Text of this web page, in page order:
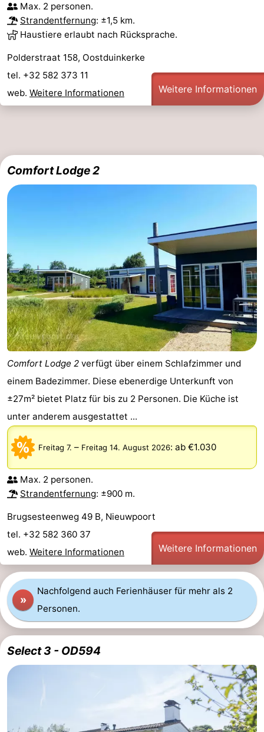
Wandern
-
Reiten
-
Surfen
Essen
Forum
Route
Parken
-
Küstetram
Medizin
Adressen
Region
Westflandern
-
Brügge
-
Gent
Ypern
Die
Küste
-
Natur
Het
-
Knokke-
-
Blankenberge
Wenduine
-
De
Haan
-
Bredene
-
Ostende
-
Nieuwpoort
-
Max. 2 personen.
Strandentfernung: ±1,5 km.
Haustiere erlaubt nach Rücksprache.
Polderstraat 158, Oostduinkerke
tel. +32 582 373 11
web. Weitere Informationen Weitere Informationen
Comfort Lodge 2
Comfort Lodge 2 verfügt über einem Schlafzimmer und
einem Badezimmer. Diese ebenerdige Unterkunft von
±27m² bietet Platz für bis zu 2 Personen. Die Küche ist
unter anderem ausgestattet ...
Freitag 7. – Freitag 14. August 2026: ab €1.030
Max. 2 personen.
Strandentfernung: ±900 m.
Brugsesteenweg 49 B, Nieuwpoort
tel. +32 582 360 37
web. Weitere Informationen Weitere Informationen
»
Nachfolgend auch Ferienhäuser für mehr als 2
Personen.
Select 3 - OD594